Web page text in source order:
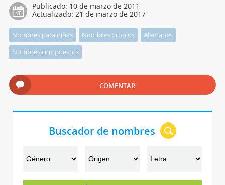
Publicado: 10 de marzo de 2011
Actualizado: 21 de marzo de 2017
Nombres para niñas Nombres propios
Alemanes
Nombres compuestos
COMENTAR
Buscador de nombres